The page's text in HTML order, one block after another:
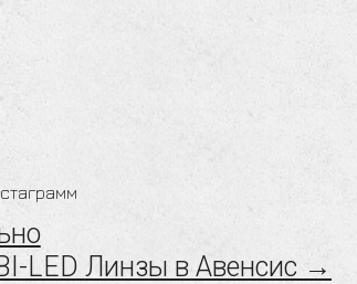
LED Линзы в Авенсис →